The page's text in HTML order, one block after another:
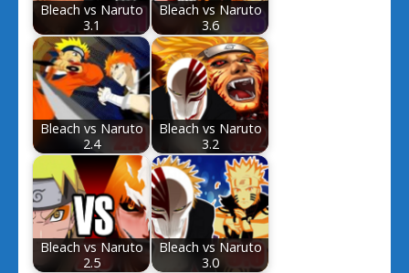
Bleach vs Naruto
3.1
Bleach vs Naruto
3.6
Bleach vs Naruto
2.4
Bleach vs Naruto
3.2
Bleach vs Naruto
2.5
Bleach vs Naruto
3.0